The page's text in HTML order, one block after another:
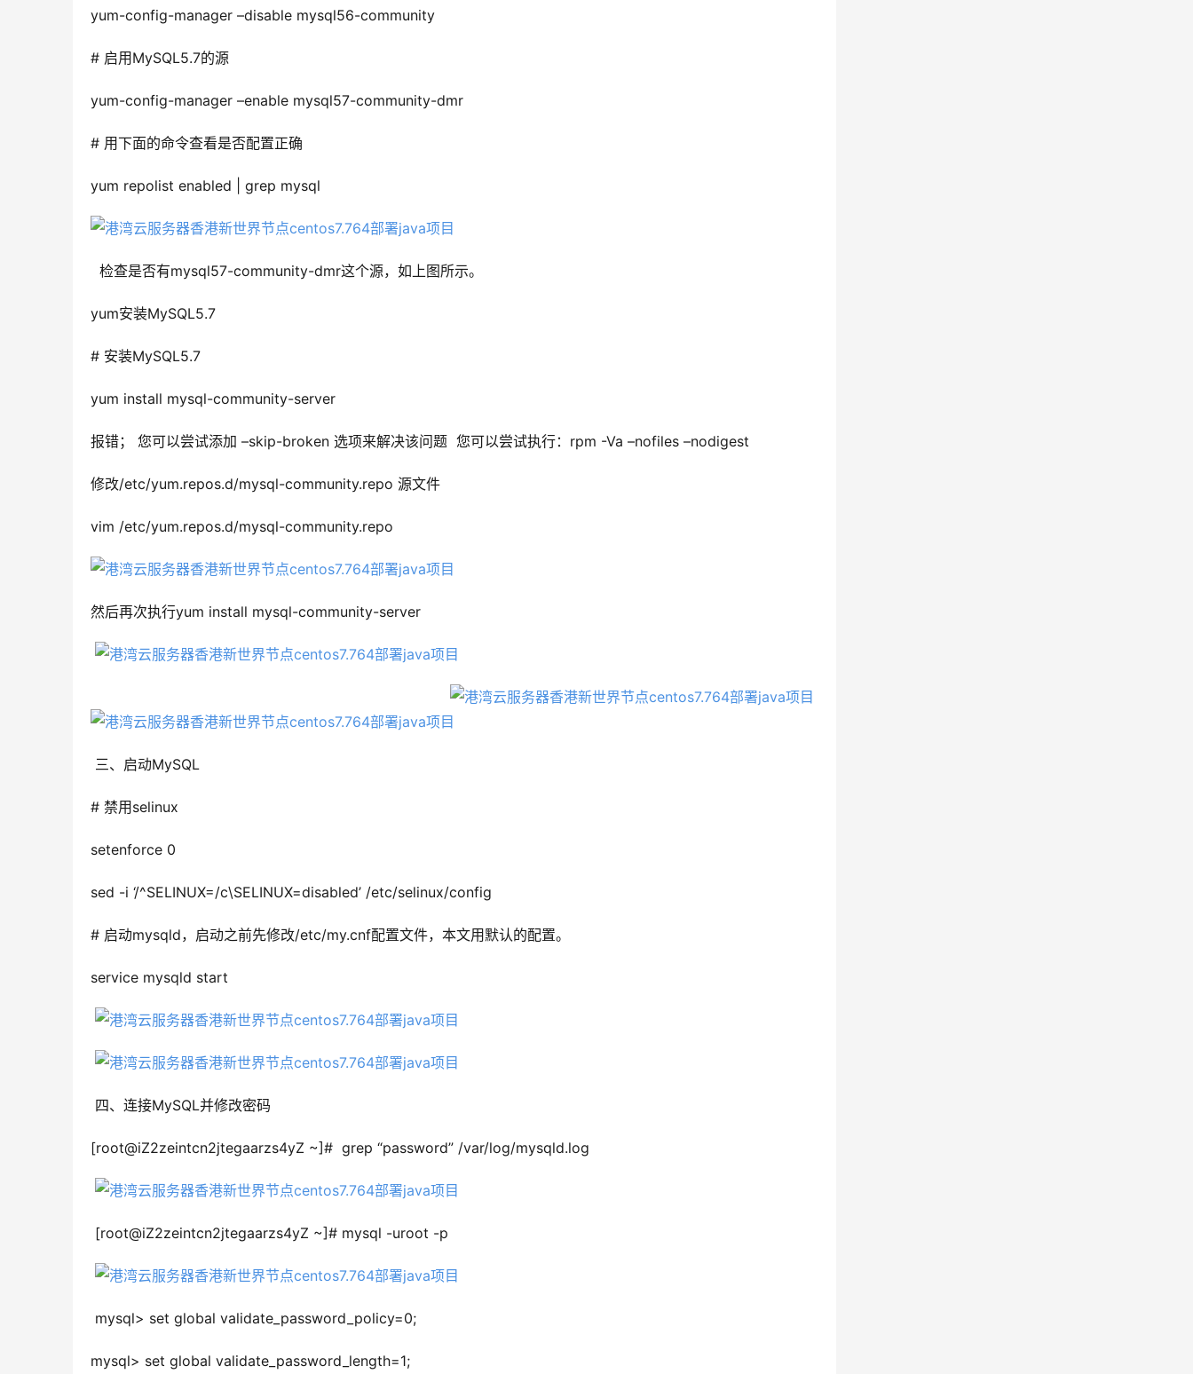
yum-config-manager –disable mysql56-community
# 启用MySQL5.7的源
yum-config-manager –enable mysql57-community-dmr
# 用下面的命令查看是否配置正确
yum repolist enabled | grep mysql
检查是否有mysql57-community-dmr这个源，如上图所示。
yum安装MySQL5.7
# 安装MySQL5.7
yum install mysql-community-server
报错； 您可以尝试添加 –skip-broken 选项来解决该问题  您可以尝试执行：rpm -Va –nofiles –nodigest
修改/etc/yum.repos.d/mysql-community.repo 源文件
vim /etc/yum.repos.d/mysql-community.repo
然后再次执行yum install mysql-community-server
三、启动MySQL
# 禁用selinux
setenforce 0
sed -i ‘/^SELINUX=/c\SELINUX=disabled’ /etc/selinux/config
# 启动mysqld，启动之前先修改/etc/my.cnf配置文件，本文用默认的配置。
service mysqld start
四、连接MySQL并修改密码
[root@iZ2zeintcn2jtegaarzs4yZ ~]#  grep “password” /var/log/mysqld.log
[root@iZ2zeintcn2jtegaarzs4yZ ~]# mysql -uroot -p
mysql> set global validate_password_policy=0;
mysql> set global validate_password_length=1;